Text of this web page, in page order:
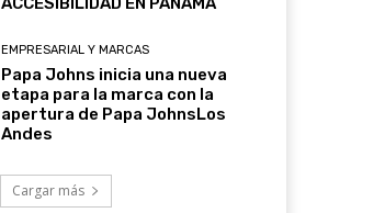
EMPRESARIAL Y MARCAS
Papa Johns inicia una nueva
etapa para la marca con la
apertura de Papa JohnsLos
Andes
Cargar más